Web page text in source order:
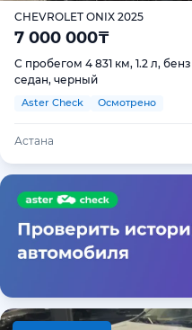
CHEVROLET ONIX 2025
7 000 000₸
С пробегом 4 831 км, 1.2 л,
седан, черный
Aster Check Осмотрено
Астана